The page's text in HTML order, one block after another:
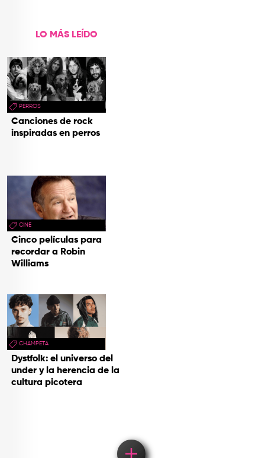
LO MÁS LEÍDO
PERROS
Canciones de rock
inspiradas en perros
CINE
Cinco películas para
recordar a Robin
Williams
CHAMPETA
Dystfolk: el universo del
under y la herencia de la
cultura picotera